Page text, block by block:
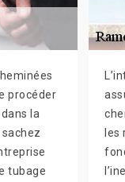
procéder
la
tubage
les